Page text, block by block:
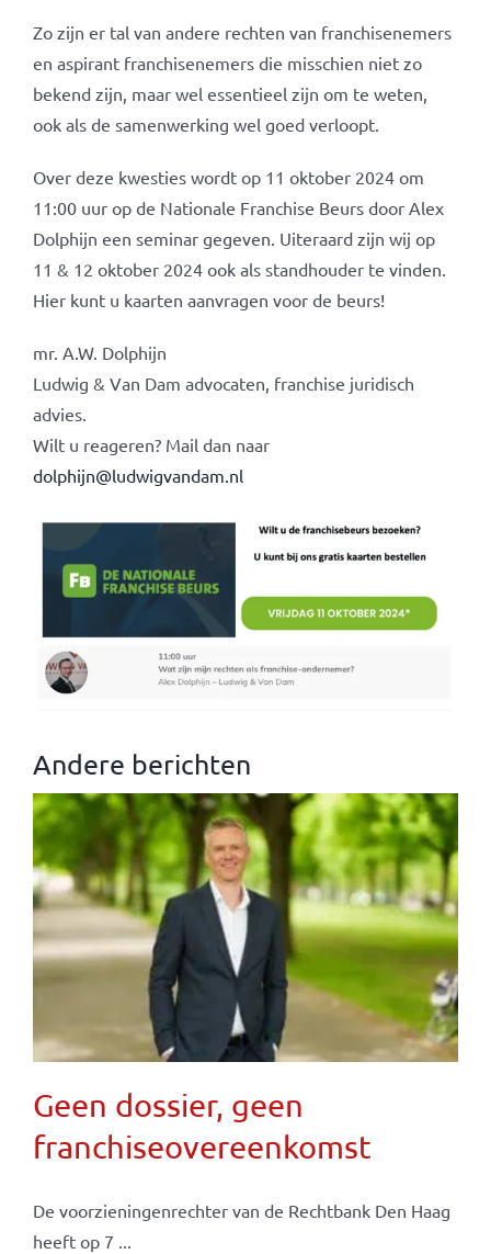
Zo zijn er tal van andere rechten van franchisenemers
en aspirant franchisenemers die misschien niet zo
bekend zijn, maar wel essentieel zijn om te weten,
ook als de samenwerking wel goed verloopt.
Over deze kwesties wordt op 11 oktober 2024 om
11:00 uur op de Nationale Franchise Beurs door Alex
Dolphijn een seminar gegeven. Uiteraard zijn wij op
11 & 12 oktober 2024 ook als standhouder te vinden.
Hier kunt u kaarten aanvragen voor de beurs!
mr. A.W. Dolphijn
Ludwig & Van Dam advocaten, franchise juridisch
advies.
Wilt u reageren? Mail dan naar
dolphijn@ludwigvandam.nl
Andere berichten
Geen dossier, geen
franchiseovereenkomst
De voorzieningenrechter van de Rechtbank Den Haag
heeft op 7 ...